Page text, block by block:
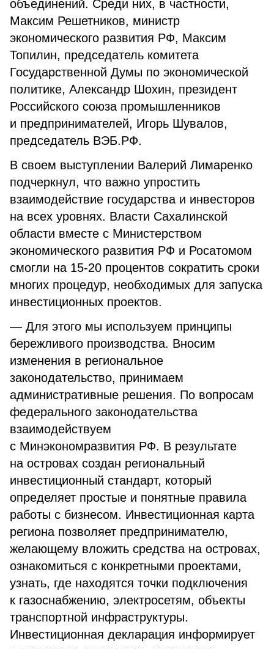
объединений. Среди них, в частности,
Максим Решетников, министр
экономического развития РФ, Максим
Топилин, председатель комитета
Государственной Думы по экономической
политике, Александр Шохин, президент
Российского союза промышленников
и предпринимателей, Игорь Шувалов,
председатель ВЭБ.РФ.
В своем выступлении Валерий Лимаренко
подчеркнул, что важно упростить
взаимодействие государства и инвесторов
на всех уровнях. Власти Сахалинской
области вместе с Министерством
экономического развития РФ и Росатомом
смогли на 15-20 процентов сократить сроки
многих процедур, необходимых для запуска
инвестиционных проектов.
— Для этого мы используем принципы
бережливого производства. Вносим
изменения в региональное
законодательство, принимаем
административные решения. По вопросам
федерального законодательства
взаимодействуем
с Минэкономразвития РФ. В результате
на островах создан региональный
инвестиционный стандарт, который
определяет простые и понятные правила
работы с бизнесом. Инвестиционная карта
региона позволяет предпринимателю,
желающему вложить средства на островах,
ознакомиться с конкретными проектами,
узнать, где находятся точки подключения
к газоснабжению, электросетям, объекты
транспортной инфраструктуры.
Инвестиционная декларация информирует